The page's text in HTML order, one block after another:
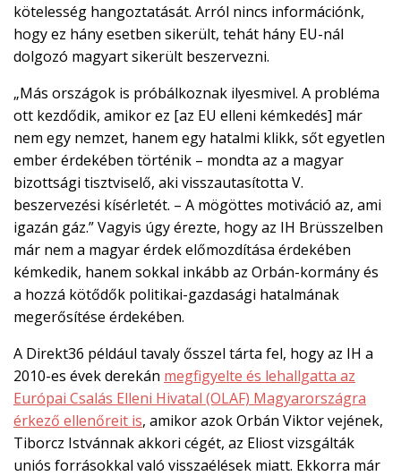
kötelesség hangoztatását. Arról nincs információnk,
hogy ez hány esetben sikerült, tehát hány EU-nál
dolgozó magyart sikerült beszervezni.
„Más országok is próbálkoznak ilyesmivel. A probléma
ott kezdődik, amikor ez [az EU elleni kémkedés] már
nem egy nemzet, hanem egy hatalmi klikk, sőt egyetlen
ember érdekében történik – mondta az a magyar
bizottsági tisztviselő, aki visszautasította V.
beszervezési kísérletét. – A mögöttes motiváció az, ami
igazán gáz.” Vagyis úgy érezte, hogy az IH Brüsszelben
már nem a magyar érdek előmozdítása érdekében
kémkedik, hanem sokkal inkább az Orbán-kormány és
a hozzá kötődők politikai-gazdasági hatalmának
megerősítése érdekében.
A Direkt36 például tavaly ősszel tárta fel, hogy az IH a
2010-es évek derekán megfigyelte és lehallgatta az
Európai Csalás Elleni Hivatal (OLAF) Magyarországra
érkező ellenőreit is, amikor azok Orbán Viktor vejének,
Tiborcz Istvánnak akkori cégét, az Eliost vizsgálták
uniós forrásokkal való visszaélések miatt. Ekkorra már